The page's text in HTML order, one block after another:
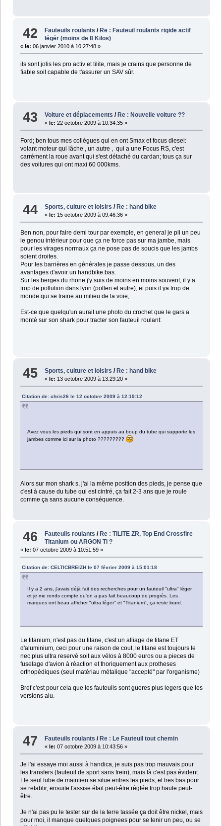
42 Fauteuils roulants / Re : Fauteuil roulants rigide actif
légér (moins de 8 Kilos)
« le: 06 janvier 2010 à 10:27:48 »
ils sont jolis les pro activ et tilite, mais je crains que personne de
fiable soit capable de t'assurer un SAV sûr.
43 Voiture et déplacements /Re : Nouvelle voiture ??
«le: 22 octobre 2009 à 10:34:35 »
Ford; ben tous mes collègues qui en ont Smax et focus diesel:
volant moteur qui lâche , un autre , qui a une Focus RS, c'est
carrément la roue avant qui s'est détaché du cardan; tous ça sur
des voitures qui ont maxi 60 000kms.
44 Sports, culture et loisirs / Re : hand bike
« le: 15 octobre 2009 à 09:46:36 »
Ben non, pour faire demi tour par exemple, en general je pli un peu
le genou intérieur pour que ça ne force pas sur ma jambe, mais
pour les virages normaux ça ne pose pas de soucis que les jambs
soient droites.
Pour les barrières en générales je passe dessous, un des
avantages d'avoir un handbike bas.
Sur les berges du rhone j'y suis de moins en moins souvent, il y a
trop de pollution dans lyon (pollen et autre), et puis il ya trop de
monde qui se traine au milieu de la voie,
Est-ce que quelqu'un aurait une photo du crochet que le gars a
monté sur son shark pour tracter son fauteuil roulant:
45 Sports, culture et loisirs /Re : hand bike
«le: 13 octobre 2009 à 13:29:20 »
Citation de: chris26 le 12 octobre 2009 à 12:19:12
Avez vous les pieds qui sont en appuis au boup du tube qui supporte les
jambes comme ici sur la photo ?????????
Alors sur mon shark s, j'ai la même position des pieds, je pense que
c'est à cause du tube qui est cintré, ça fait 2-3 ans que je roule
comme ça sans aucune conséquence.
46 Fauteuils roulants / Re : TILITE ZR, Top End Crossfire
Titanium ou ARGON Ti ?
« le: 07 octobre 2009 à 10:51:59 »
Citation de: CELTICBREIZH le 07 février 2009 à 15:01:18
Il y a 2 ans, j'avais déjà fait des recherches pour un fauteuil "ultra" léger
et je me rends compte qu'on a pas fait beaucoup de progrès. Les
marques ont beau afficher "ultra léger" et "Titanium", ça reste lourd.
Le titanium, n'est pas du titane, c'est un alliage de titane ET
d'aluminium, ceci pour une raison de cout, le titane est toujours le
nec plus ultra reservé soit aux vélos à 8000 euros ou a pieces de
fuselage d'avion à réaction et thoriquement aux protheses
orthopédiques (seul matériau métalique "accepté" par l'organisme)
Bref c'est pour cela que les fauteuils sont gueres plus legers que les
versions alu.
47 Fauteuils roulants /Re : Le Fauteuil tout chemin
«le: 07 octobre 2009 à 10:43:56 »
Je l'ai essaye moi aussi à handica, je suis pas trop mauvais pour
les transfers (fauteuil de sport sans frein), mais là c'est pas évident.
Lle seul tube de maintien se situe entres les pieds, et tres bas pour
se retablir, ensuite l'assise était peut-être réglée trop haute peut-
être.
Je n'ai pas pu le tester sur de la terre tassée ça doit être nickel, mais
pour moi, il manque quelques poignees pour se tenir un peu, ou se